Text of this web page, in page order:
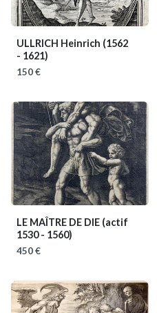
ULLRICH Heinrich (1562
- 1621)
150 €
LE MAÎTRE DE DIE (actif
1530 - 1560)
450 €